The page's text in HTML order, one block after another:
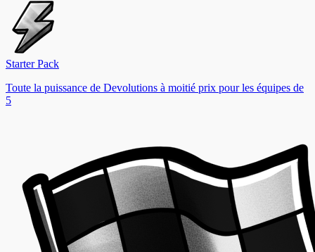
Starter Pack
Toute la puissance de Devolutions à moitié prix pour les équipes de
5